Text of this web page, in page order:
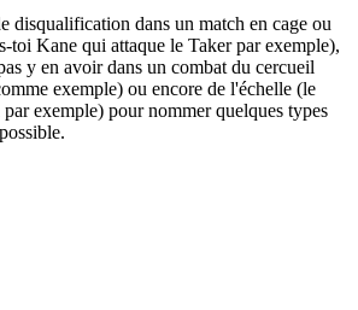
disqualification dans un match en cage ou
toi Kane qui attaque le Taker par exemple),
y en avoir dans un combat du cercueil
exemple) ou encore de l'échelle (le
exemple) pour nommer quelques types